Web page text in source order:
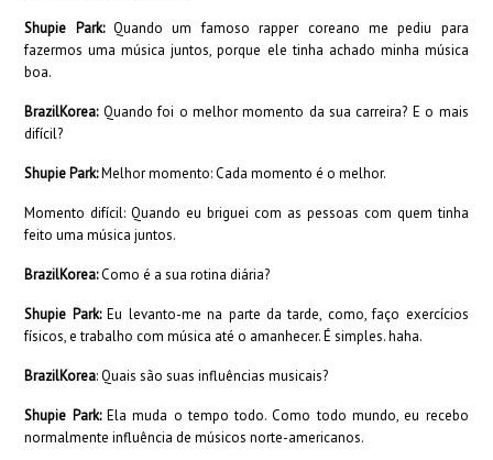
Shupie Park:Quando um famoso rapper coreano me pediu para
fazermos uma música juntos, porque ele tinha achado minha música
boa.
BrazilKorea:Quando foi o melhor momento da sua carreira? E o mais
difícil?
Shupie Park:Melhor momento: Cada momento é o melhor.
Momento difícil: Quando eu briguei com as pessoas com quem tinha
feito uma música juntos.
BrazilKorea:Como é a sua rotina diária?
Shupie Park:Eu levanto-me na parte da tarde, como, faço exercícios
físicos, e trabalho com música até o amanhecer. É simples. haha.
BrazilKorea: Quais são suas influências musicais?
Shupie Park:Ela muda o tempo todo. Como todo mundo, eu recebo
normalmente influência de músicos norte-americanos.